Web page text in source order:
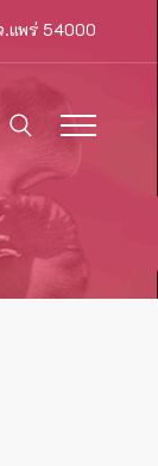
.แพร่ 54000